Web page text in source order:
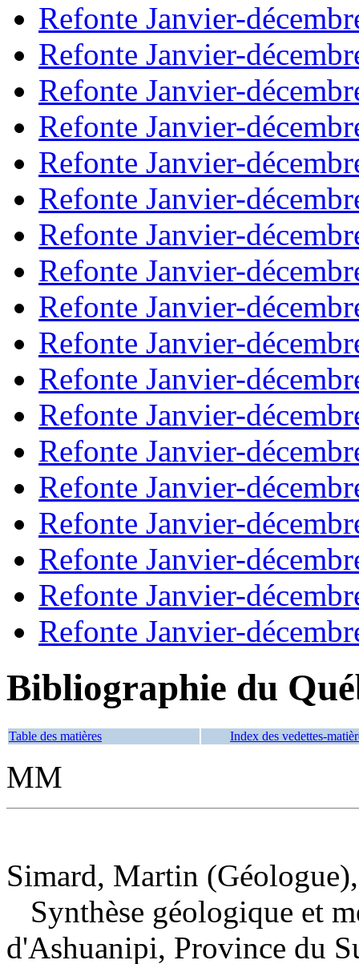
Refonte Janvier-
Refonte Janvier-
Refonte Janvier-
Refonte Janvier-
Refonte Janvier-
Refonte Janvier-
Refonte Janvier-
Refonte Janvier-
Refonte Janvier-
Refonte Janvier-
Refonte Janvier-
Refonte Janvier-
Refonte Janvier-
Refonte Janvier-
Refonte Janvier-
Refonte Janvier-
Refonte Janvier-
Refonte Janvier-
Bibliographie du
Table des matières Index des vedettes-
MM
Simard, Martin
Synthèse géologique et
d'Ashuanipi, Province du